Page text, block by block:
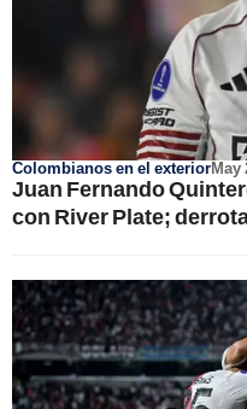
Colombianos en el exteriorMay
Juan Fernando
con River Plate;